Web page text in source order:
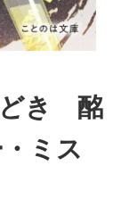
どき 酩
ミス